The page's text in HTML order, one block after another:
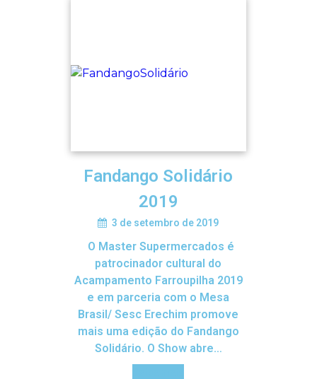
Fandango Solidário
2019
3 de setembro de 2019
O Master Supermercados é
patrocinador cultural do
Acampamento Farroupilha 2019
e em parceria com o Mesa
Brasil/ Sesc Erechim promove
mais uma edição do Fandango
Solidário. O Show abre…